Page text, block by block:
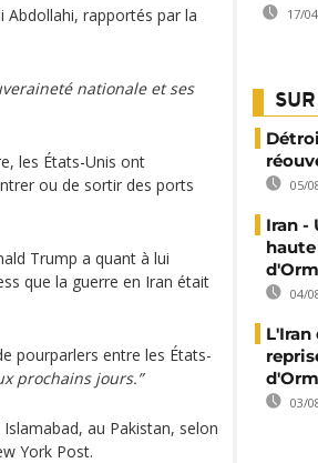
rapportés par la
nationale et ses
les États-Unis ont
ou de sortir des ports
Trump a quant à lui
que la guerre en Iran était
pourparlers entre les États-
prochains jours.”
au Pakistan, selon
York Post.
17/
05/
Iran -
04/
03/